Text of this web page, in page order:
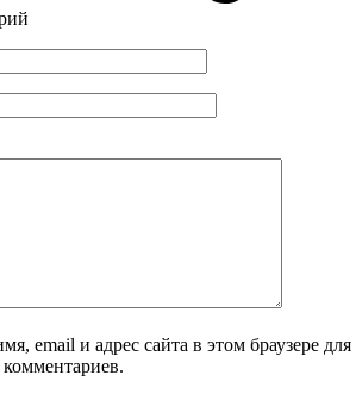
email и адрес сайта в этом браузере для